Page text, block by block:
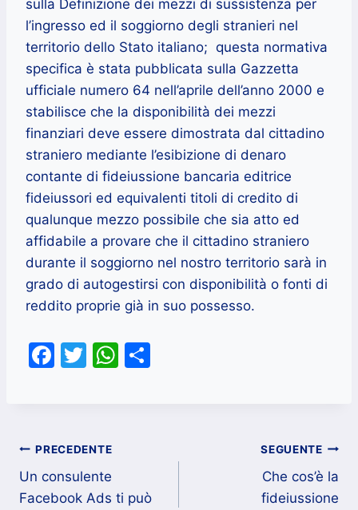
sulla Definizione dei mezzi di sussistenza per
l’ingresso ed il soggiorno degli stranieri nel
territorio dello Stato italiano; questa normativa
specifica è stata pubblicata sulla Gazzetta
ufficiale numero 64 nell’aprile dell’anno 2000 e
stabilisce che la disponibilità dei mezzi
finanziari deve essere dimostrata dal cittadino
straniero mediante l’esibizione di denaro
contante di fideiussione bancaria editrice
fideiussori ed equivalenti titoli di credito di
qualunque mezzo possibile che sia atto ed
affidabile a provare che il cittadino straniero
durante il soggiorno nel nostro territorio sarà in
grado di autogestirsi con disponibilità o fonti di
reddito proprie già in suo possesso.
F
b
o
T
W
Navigazione
articoli
PRECEDENTE
Un consulente
Facebook Ads ti può
SEGUENTE
Che cos’è la
fideiussione